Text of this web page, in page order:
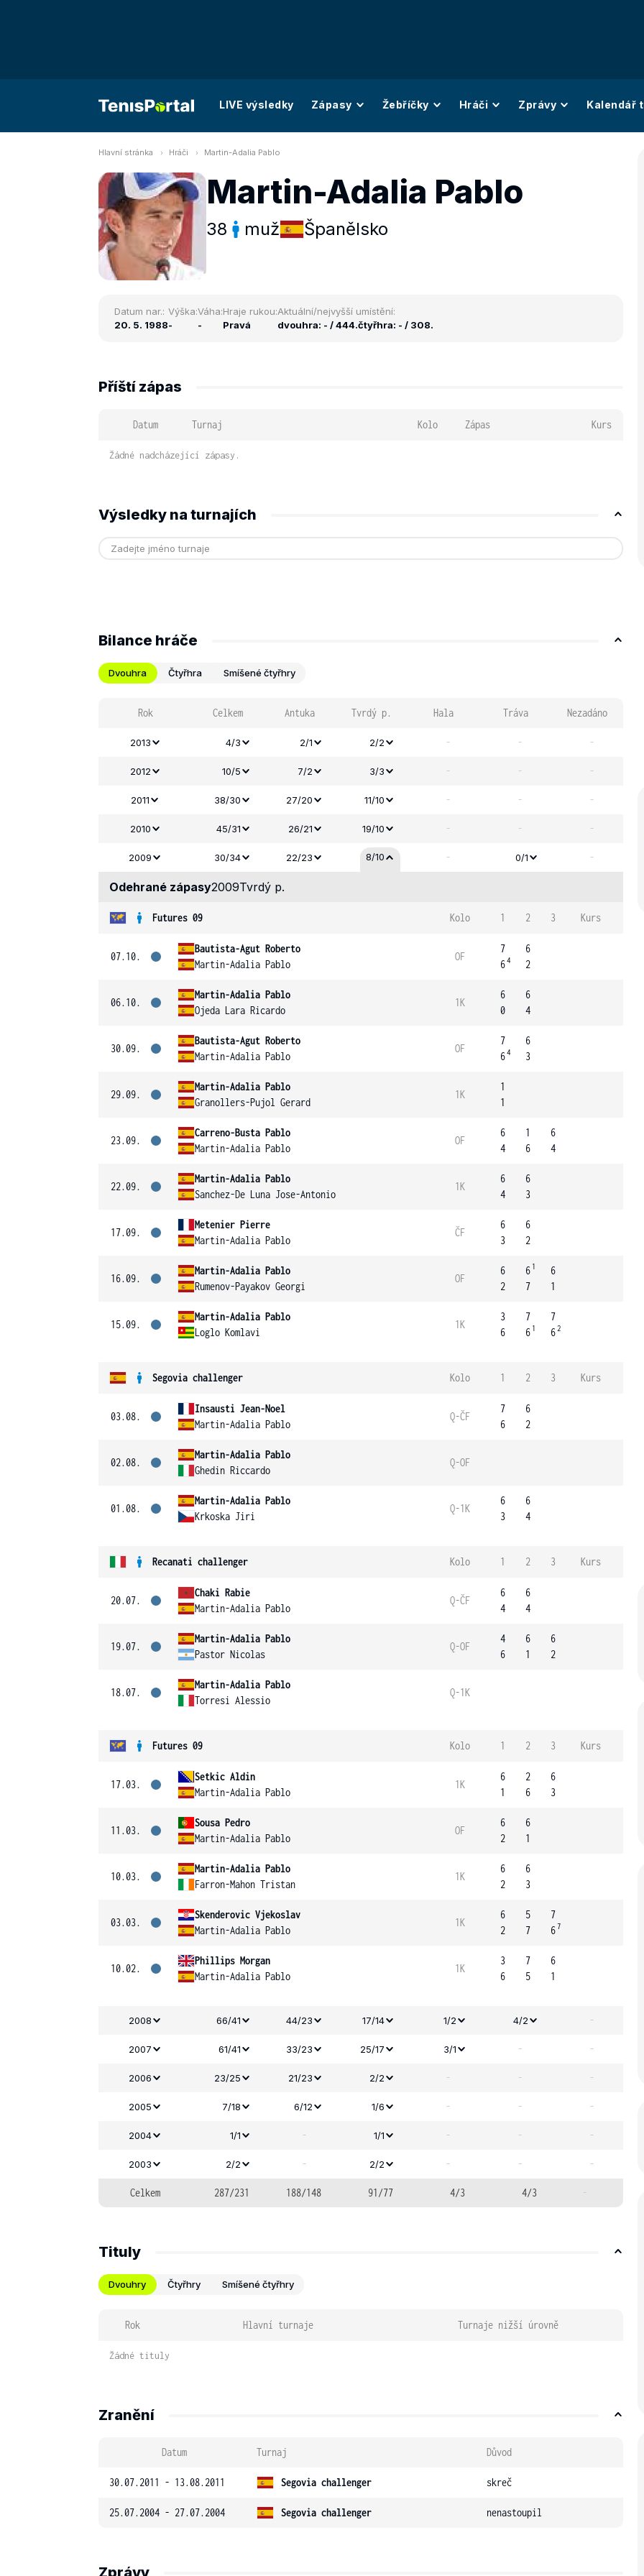
LIVE výsledky Zápasy Žebříčky Hráči Zprávy Kalendář
Hlavní stránka Hráči Martin-Adalia Pablo
Martin-Adalia Pablo
38 muž Španělsko
Datum nar.:
20. 5. 1988
Výška:
-
Váha:
-
Hraje rukou:
Pravá
Aktuální/nejvyšší umístění:
dvouhra: - / 444.čtyřhra: - / 308.
Příští zápas
Datum Turnaj Kolo Zápas Kurs
Žádné nadcházející zápasy.
Výsledky na turnajích
Bilance hráče
Dvouhra Čtyřhra Smíšené čtyřhry
Rok Celkem Antuka Tvrdý p. Hala Tráva Nezadáno
2013 4/3 2/1 2/2 - - -
2012 10/5 7/2 3/3 - - -
2011 38/30 27/20 11/10 - - -
2010 45/31 26/21 19/10 - - -
2009 30/34 22/23 8/10 - 0/1 -
Odehrané zápasy2009Tvrdý p.
Futures 09 Kolo 1 2 3 Kurs
07.10.
Bautista-Agut Roberto
Martin-Adalia Pablo
OF
7
64
6
2
06.10.
Martin-Adalia Pablo
Ojeda Lara Ricardo
1K
6
0
6
4
30.09.
Bautista-Agut Roberto
Martin-Adalia Pablo
OF
7
64
6
3
29.09.
Martin-Adalia Pablo
Granollers-Pujol Gerard
1K
1
1
23.09.
Carreno-Busta Pablo
Martin-Adalia Pablo
OF
6
4
1
6
6
4
22.09.
Martin-Adalia Pablo
Sanchez-De Luna Jose-Antonio
1K
6
4
6
3
17.09.
Metenier Pierre
Martin-Adalia Pablo
ČF
6
3
6
2
16.09.
Martin-Adalia Pablo
Rumenov-Payakov Georgi
OF
6
2
6 1
7
6
1
15.09.
Martin-Adalia Pablo
Loglo Komlavi
1K
3
6
7
6 1
7
62
Segovia challenger Kolo 1 2 3 Kurs
03.08.
Insausti Jean-Noel
Martin-Adalia Pablo
Q-ČF
7
6
6
2
02.08.
Martin-Adalia Pablo
Ghedin Riccardo
Q-OF
01.08.
Martin-Adalia Pablo
Krkoska Jiri
Q-1K
6
3
6
4
Recanati challenger Kolo 1 2 3 Kurs
20.07.
Chaki Rabie
Martin-Adalia Pablo
Q-ČF
6
4
6
4
19.07.
Martin-Adalia Pablo
Pastor Nicolas
Q-OF
4
6
6
1
6
2
18.07.
Martin-Adalia Pablo
Torresi Alessio
Q-1K
Futures 09 Kolo 1 2 3 Kurs
17.03.
Setkic Aldin
Martin-Adalia Pablo
1K
6
1
2
6
6
3
11.03.
Sousa Pedro
Martin-Adalia Pablo
OF
6
2
6
1
10.03.
Martin-Adalia Pablo
Farron-Mahon Tristan
1K
6
2
6
3
03.03.
Skenderovic Vjekoslav
Martin-Adalia Pablo
1K
6
2
5
7
7
67
10.02.
Phillips Morgan
Martin-Adalia Pablo
1K
3
6
7
5
6
1
2008 66/41 44/23 17/14 1/2 4/2 -
2007 61/41 33/23 25/17 3/1 - -
2006 23/25 21/23 2/2 - - -
2005 7/18 6/12 1/6 - - -
2004 1/1 - 1/1 - - -
2003 2/2 - 2/2 - - -
Celkem 287/231 188/148 91/77 4/3 4/3 -
Tituly
Dvouhry Čtyřhry Smíšené čtyřhry
Rok Hlavní turnaje Turnaje nižší úrovně
Žádné tituly
Zranění
Datum Turnaj Důvod
30.07.2011 - 13.08.2011 Segovia challenger skreč
25.07.2004 - 27.07.2004 Segovia challenger nenastoupil
Zprávy